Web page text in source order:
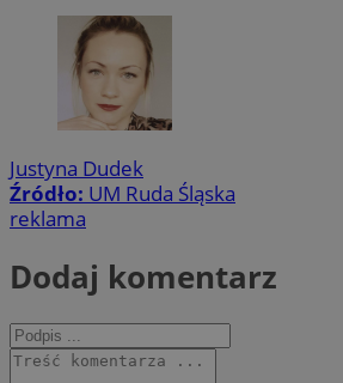
Justyna Dudek
Źródło: UM Ruda Śląska
reklama
Dodaj komentarz